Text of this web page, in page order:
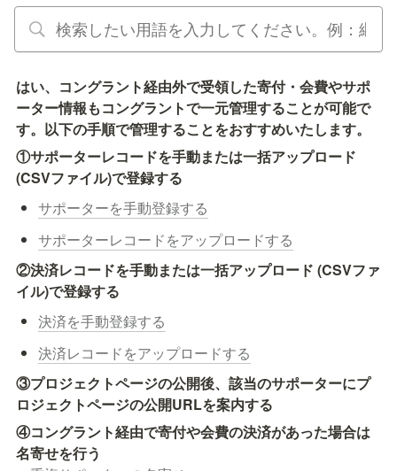
はい、コングラント経由外で受領した寄付・会費やサポ
ーター情報もコングラントで一元管理することが可能で
①サポーターレコードを手動または一括アップロード
(CSVファイル)で登録する
サポーターを手動登録する
サポーターレコードをアップロードする
②決済レコードを手動または一括アップロード (CSVファ
イル)で登録する
決済を手動登録する
決済レコードをアップロードする
③プロジェクトページの公開後、該当のサポーターにプ
ロジェクトページの公開URLを案内する
④コングラント経由で寄付や会費の決済があった場合は
名寄せを行う